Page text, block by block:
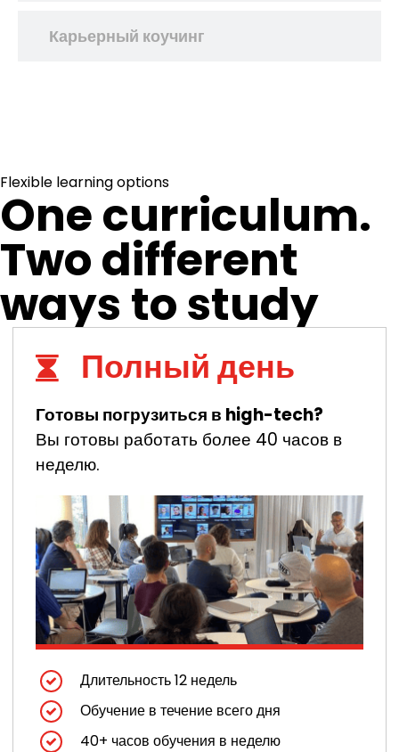
Карьерный коучинг
Flexible learning options
One curriculum.
Two different
ways to study
Полный день
Готовы погрузиться в high-tech?
Вы готовы работать более 40 часов в
неделю.
Длительность 12 недель
Обучение в течение всего дня
40+ часов обучения в неделю